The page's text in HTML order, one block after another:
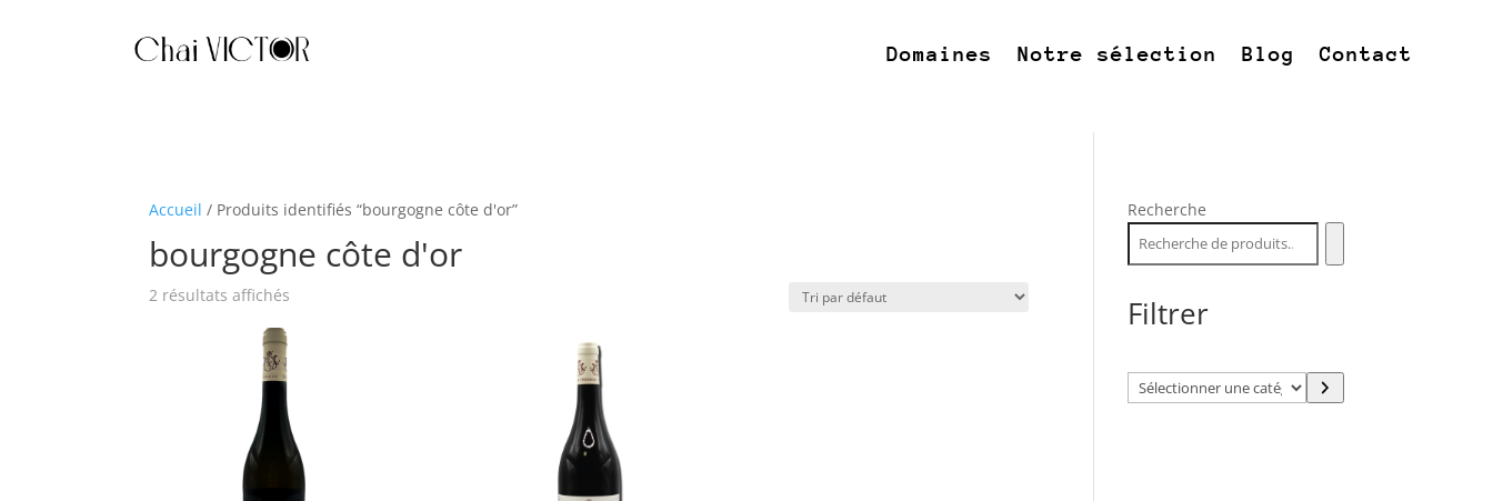
Domaines Notre sélection Blog Contact
Accueil / Produits identifiés “bourgogne côte d'or”
bourgogne côte d'or
2 résultats affichés
Recherche
Filtrer
Sélectionner
une